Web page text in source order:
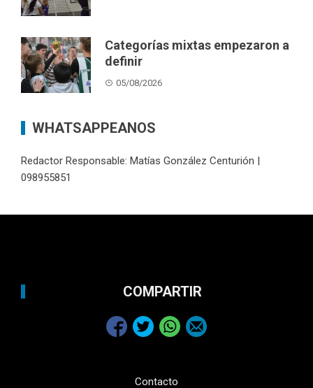
Categorías mixtas empezaron a
definir
05/08/2026
WHATSAPPEANOS
Redactor Responsable: Matías González Centurión |
098955851
COMPARTIR
Contacto